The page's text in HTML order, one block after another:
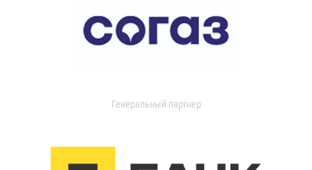
Генеральный партнер